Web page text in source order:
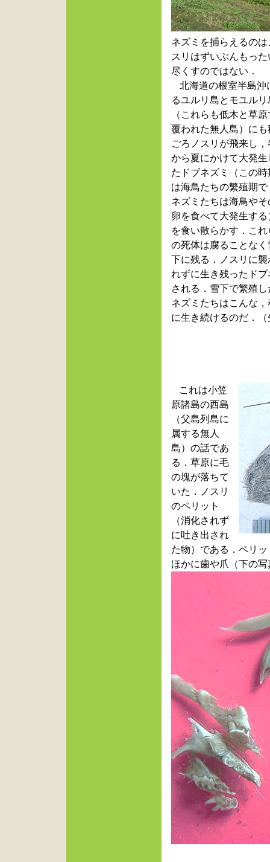
ネズミを捕らえるの
スリはずいぶんもっ
尽くすのではない．
北海道の根室半島沖
るユルリ島とモユルリ
（これらも低木と草原
覆われた無人島）にも
ごろノスリが飛来し，
から夏にかけて大発生
たドブネズミ（この時
は海鳥たちの繁殖期で
ネズミたちは海鳥やそ
卵を食べて大発生する
を食い散らかす．これ
の死体は腐ることなく
下に残る．ノスリに襲
れずに生き残ったド
される．雪下で繁殖
ネズミたちはこんな
に生き続けるのだ．
これは小笠
原諸島の西島
（父島列島に
属する無人
島）の話であ
る．草原に毛
の塊が落ちて
いた．ノスリ
のペリット
（消化されず
に吐き出され
た物）である．ペリ
ほかに歯や爪（下の